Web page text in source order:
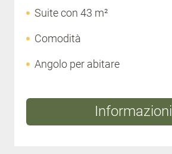
Suite con 43 m²
Comodità
Angolo per abitare
Informazioni